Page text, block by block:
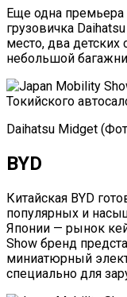
Еще одна премьера
грузовичка
место, два
небольшой
Daihatsu Midget
BYD
Китайская BYD
популярных и
Японии — рынок
Show бренд
миниатюрный
специально для